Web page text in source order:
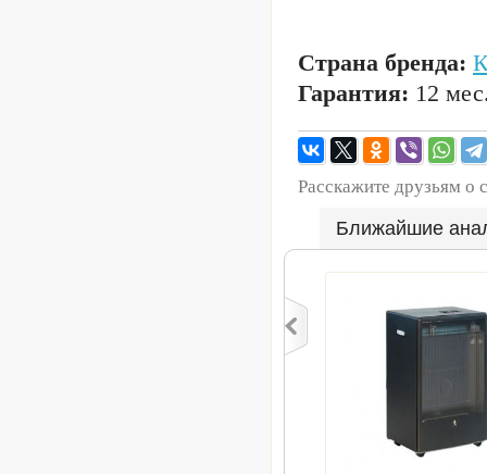
Страна бренда:
Гарантия: 12
Расскажите друзьям о
Ближайшие